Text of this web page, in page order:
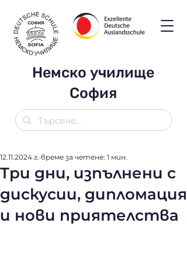
Немско училище
София
Три дни, изпълнени с
дискусии, дипломация
и нови приятелства
12.11.2024 г. време за четене: 1 мин.